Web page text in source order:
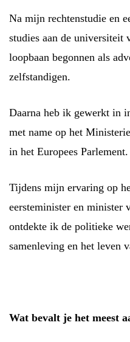
Na mijn rechtenstudie en
studies aan de universiteit
loopbaan begonnen als
zelfstandigen.
Daarna heb ik gewerkt in
met name op het
in het Europees Parlement.
Tijdens mijn ervaring op
eersteminister en minister
ontdekte ik de politieke
samenleving en het leven
Wat bevalt je het meest